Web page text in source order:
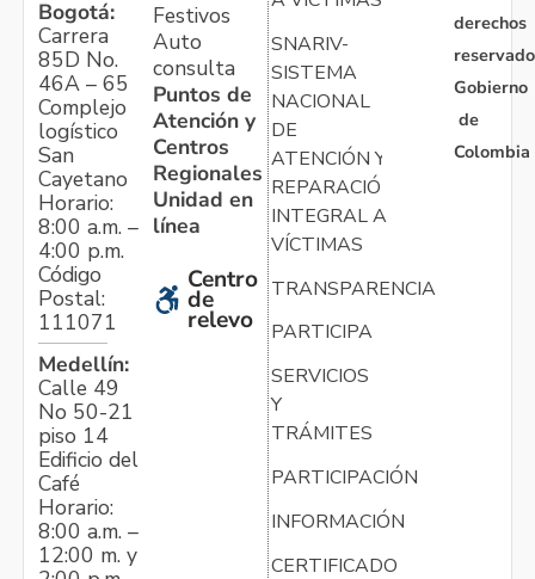
Bogotá:
Carrera
85D No.
46A – 65
Complejo
logístico
San
Cayetano
Horario:
8:00 a.m. –
4:00 p.m.
Código
Postal:
111071
Medellín:
Calle 49
No 50-21
piso 14
Edificio del
Café
Horario:
8:00 a.m. –
12:00 m. y
Festivos
Auto
consulta
Puntos de
Atención y
Centros
Regionales
Unidad en
línea
Centro
de
relevo
SNARIV-
SISTEMA
NACIONAL
DE
ATENCIÓN Y
REPARACIÓN
INTEGRAL A
VÍCTIMAS
TRANSPARENCIA
PARTICIPA
SERVICIOS
Y
TRÁMITES
PARTICIPACIÓN
INFORMACIÓN
CERTIFICADO
derechos
Gobierno
de
Colombia